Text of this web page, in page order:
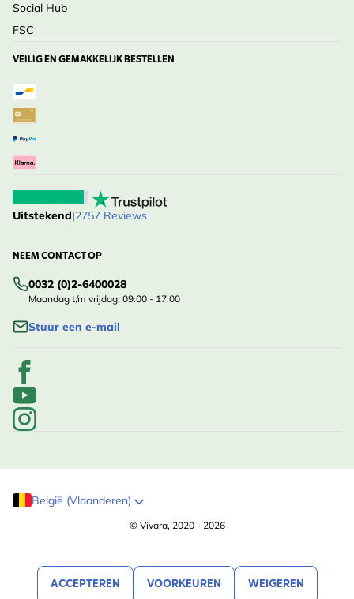
ACCEPTEREN VOORKEUREN WEIGEREN
Social Hub
FSC
VEILIG EN GEMAKKELIJK BESTELLEN
Uitstekend|2757 Reviews
NEEM CONTACT OP
0032 (0)2-6400028
Maandag t/m vrijdag: 09:00 - 17:00
Stuur een e-mail
België (Vlaanderen)
© Vivara, 2020 - 2026